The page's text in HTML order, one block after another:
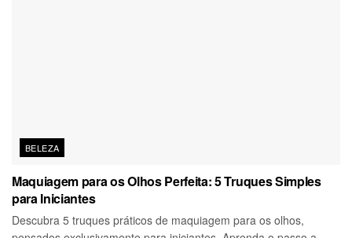
BELEZA
Maquiagem para os Olhos Perfeita: 5 Truques Simples
para Iniciantes
Descubra 5 truques práticos de maquiagem para os olhos,